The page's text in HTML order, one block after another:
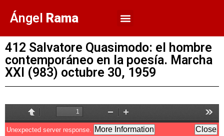
Ángel Rama
412 Salvatore Quasimodo: el hombre
contemporáneo en la poesía. Marcha
XXI (983) octubre 30, 1959